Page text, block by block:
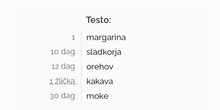
Testo:
1 margarina
10 dag sladkorja
12 dag orehov
1 žlička kakava
30 dag moke